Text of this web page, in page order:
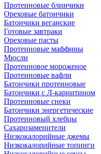
Протеиновые блинчики
Ореховые батончики
Батончики веганские
Готовые завтраки
Ореховые пасты
Протеиновые маффины
Мюсли
Протеиновое мороженое
Протеиновые вафли
Батончики протеиновые
Батончики с Л-карнитином
Протеиновые снеки
Батончики энергетические
Протеиновый хлебцы
Сахарозаменители
Низкокалорийные джемы
Низкокалорийные топинги